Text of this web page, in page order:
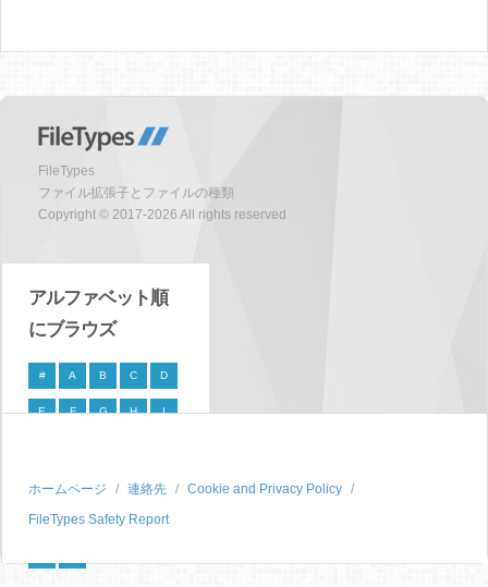
FileTypes
ファイル拡張子とファイルの種類
Copyright © 2017-2026 All rights reserved
アルファベット順
にブラウズ
# A B C D
E F G H I
P Q R S
T U V W X
ホームページ 連絡先
Cookie and Privacy Policy
FileTypes Safety Report